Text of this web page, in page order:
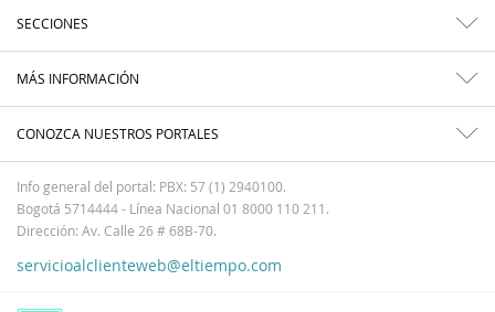
SECCIONES
MÁS INFORMACIÓN
CONOZCA NUESTROS PORTALES
Info general del portal: PBX: 57 (1) 2940100.
Bogotá 5714444 - Línea Nacional 01 8000 110 211.
Dirección: Av. Calle 26 # 68B-70.
servicioalclienteweb@eltiempo.com